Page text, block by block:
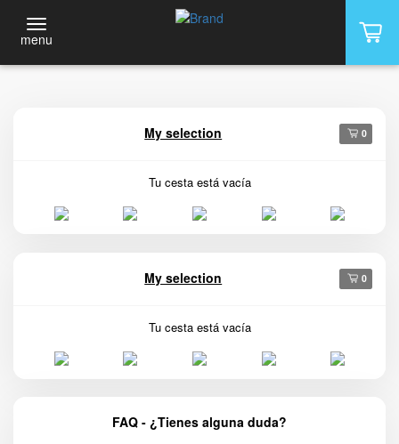
menu
My selection 0
Tu cesta está vacía
My selection 0
Tu cesta está vacía
FAQ - ¿Tienes alguna duda?